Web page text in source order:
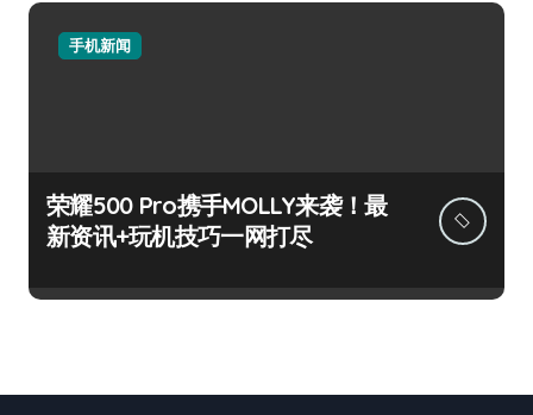
手机新闻
荣耀500 Pro携手MOLLY来袭！最
新资讯+玩机技巧一网打尽